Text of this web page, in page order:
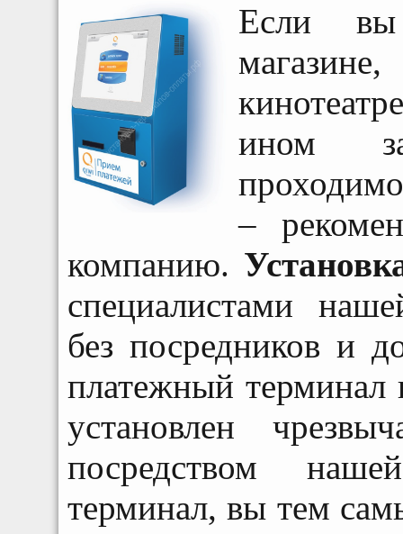
Если вы
ином
–
компанию.
специалистами
без посредников и
платежный терминал
установлен
посредством
терминал, вы тем